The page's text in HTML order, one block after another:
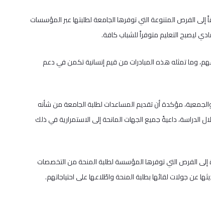
الفرص المتنوعة التي توفرها الجامعة لطلبتها عبر المؤسسات
ليصبح التعليم متوفراً للشباب كافة.
وما تمثله هذه المبادرات من قيم إنسانية تكمن في دعم
مؤكدة أن تقديم المساعدات لطلبة الجامعة من شأنه
داعيةً جميع الجهات المانحة إلى الاستمرارية في ذلك
الفرص التي توفرها المؤسسة لطلبة المنحة من التخصصات
عن جولات لقائها بطلبة المنحة واطّلاعها على احتياجاتهم.